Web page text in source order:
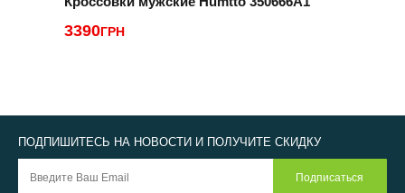
3390ГРН
ПОДПИШИТЕСЬ НА НОВОСТИ И ПОЛУЧИТЕ СКИДКУ